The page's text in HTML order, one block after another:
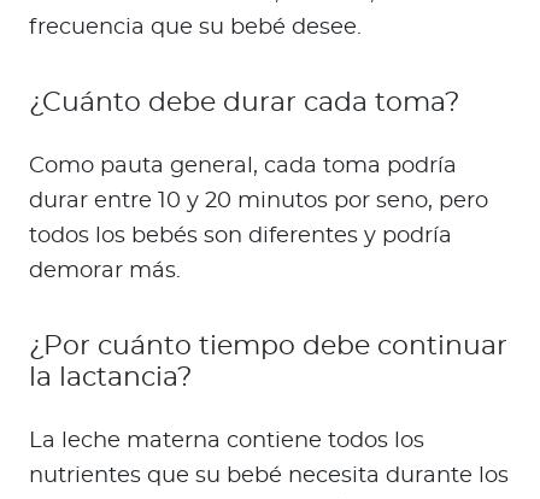
frecuencia que su bebé desee.
¿Cuánto debe durar cada toma?
Como pauta general, cada toma podría
durar entre 10 y 20 minutos por seno, pero
todos los bebés son diferentes y podría
demorar más.
¿Por cuánto tiempo debe continuar
la lactancia?
La leche materna contiene todos los
nutrientes que su bebé necesita durante los